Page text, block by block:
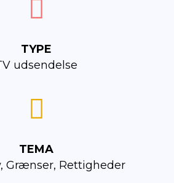
TYPE
udsendelse
TEMA
Grænser, Rettigheder